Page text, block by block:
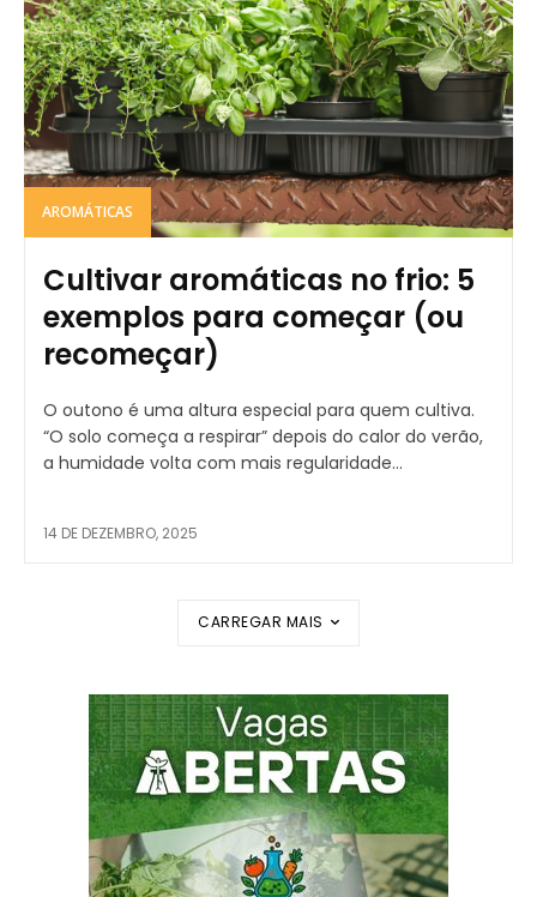
AROMÁTICAS
Cultivar aromáticas no frio: 5
exemplos para começar (ou
recomeçar)
O outono é uma altura especial para quem cultiva.
“O solo começa a respirar” depois do calor do verão,
a humidade volta com mais regularidade...
14 DE DEZEMBRO, 2025
CARREGAR MAIS